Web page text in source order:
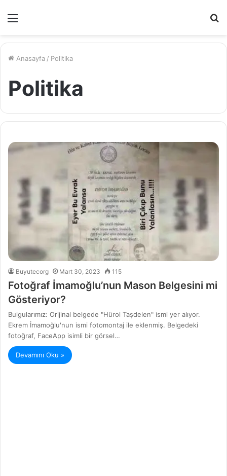
Menü
Anasayfa / Politika
Politika
Buyutecorg Mart 30, 2023 115
Fotoğraf İmamoğlu’nun Mason Belgesini mi
Gösteriyor?
Bulgularımız: Orijinal belgede "Hürol Taşdelen" ismi yer alıyor.
Ekrem İmamoğlu'nun ismi fotomontaj ile eklenmiş. Belgedeki
fotoğraf, FaceApp isimli bir görsel…
Devamını Oku »